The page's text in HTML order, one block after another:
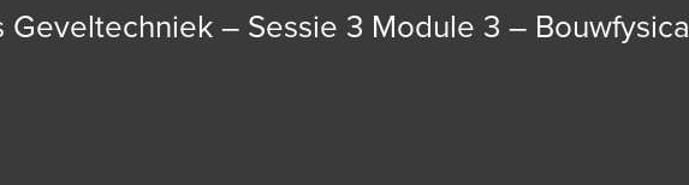
Geveltechniek – Sessie 3 Module 3 – Bouwfysica